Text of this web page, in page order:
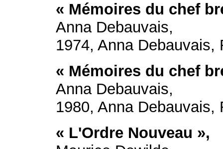
« Mémoires du chef
Anna Debauvais,
1974, Anna Debauvais,
« Mémoires du chef
Anna Debauvais,
1980, Anna Debauvais,
« L'Ordre Nouveau »,